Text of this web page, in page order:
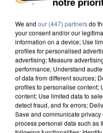
We and our (447) partnersdo
your consent and/or our
information on a device; Use
profiles for personalised
advertising; Measure
performance; Understand
of data from different sources;
profiles to personalise content;
content; Use limited data to
detect fraud, and fix errors;
Save and communicate
process personal data such as